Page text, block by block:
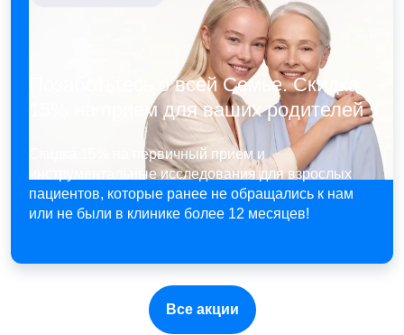
Позаботьтесь о всей Семье. Скидка
15% на прием для ваших родителей
Скидка 15% на первичный прием и
инструментальные исследования для взрослых
пациентов, которые ранее не обращались к нам
или не были в клинике более 12 месяцев!
Все акции